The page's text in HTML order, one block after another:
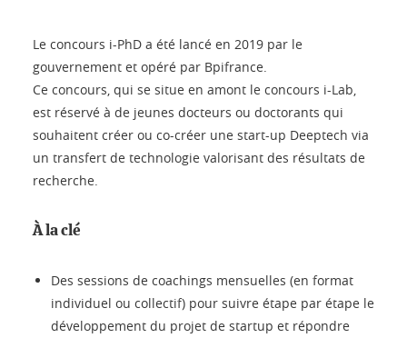
Le concours i-PhD a été lancé en 2019 par le
gouvernement et opéré par Bpifrance.
Ce concours, qui se situe en amont le concours i-Lab,
est réservé à de jeunes docteurs ou doctorants qui
souhaitent créer ou co-créer une start-up Deeptech via
un transfert de technologie valorisant des résultats de
recherche.
À la clé
Des sessions de coachings mensuelles (en format
individuel ou collectif) pour suivre étape par étape le
développement du projet de startup et répondre